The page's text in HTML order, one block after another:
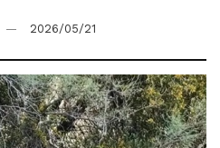
2026/05/21